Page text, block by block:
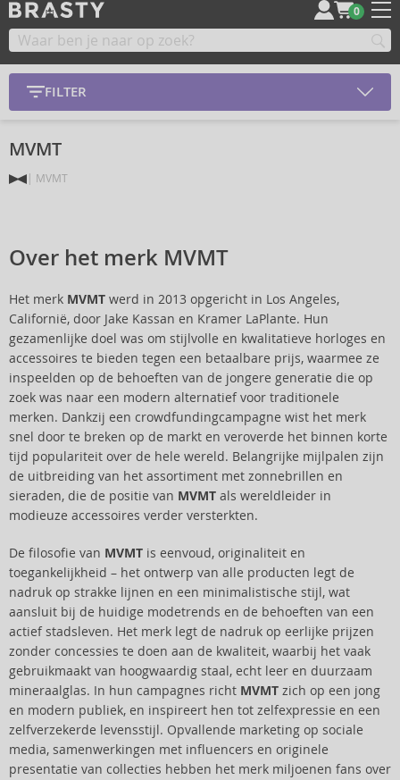
0
FILTER
MVMT
MVMT
Over het merk MVMT
Het merk MVMT werd in 2013 opgericht in Los Angeles,
Californië, door Jake Kassan en Kramer LaPlante. Hun
gezamenlijke doel was om stijlvolle en kwalitatieve horloges en
accessoires te bieden tegen een betaalbare prijs, waarmee ze
inspeelden op de behoeften van de jongere generatie die op
zoek was naar een modern alternatief voor traditionele
merken. Dankzij een crowdfundingcampagne wist het merk
snel door te breken op de markt en veroverde het binnen korte
tijd populariteit over de hele wereld. Belangrijke mijlpalen zijn
de uitbreiding van het assortiment met zonnebrillen en
sieraden, die de positie van MVMT als wereldleider in
modieuze accessoires verder versterkten.
De filosofie van MVMT is eenvoud, originaliteit en
toegankelijkheid – het ontwerp van alle producten legt de
nadruk op strakke lijnen en een minimalistische stijl, wat
aansluit bij de huidige modetrends en de behoeften van een
actief stadsleven. Het merk legt de nadruk op eerlijke prijzen
zonder concessies te doen aan de kwaliteit, waarbij het vaak
gebruikmaakt van hoogwaardig staal, echt leer en duurzaam
mineraalglas. In hun campagnes richt MVMT zich op een jong
en modern publiek, en inspireert hen tot zelfexpressie en een
zelfverzekerde levensstijl. Opvallende marketing op sociale
media, samenwerkingen met influencers en originele
presentatie van collecties hebben het merk miljoenen fans over